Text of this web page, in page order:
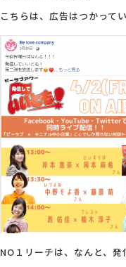
こちらは、広告はつかってい
NO１リーチは、なんと、発